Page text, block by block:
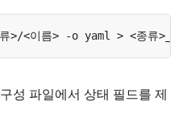
성 파일에서 상태 필드를 제